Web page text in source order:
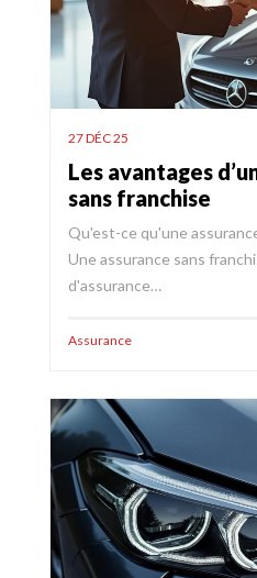
27 DÉC 25
Les avantages
sans franchise
Qu'est-ce qu'une
Une assurance sans
d'assurance…
Assurance